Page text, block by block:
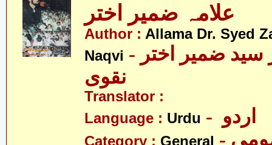
Author : Allama Dr. Syed
Naqvi - علامہ ڈاکٹر سید ضمیر اختر
نقوی
Translator :
Language : Urdu
Category : General